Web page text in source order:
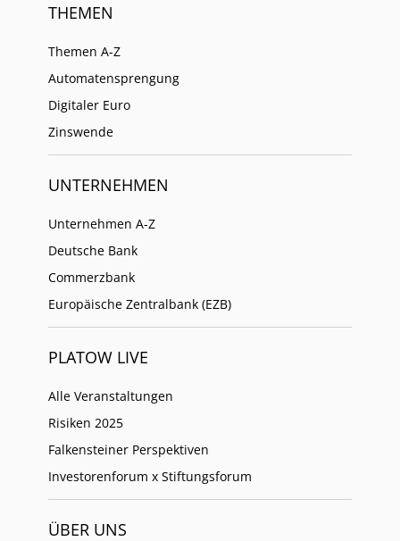
THEMEN
Themen A-Z
Automatensprengung
Digitaler Euro
Zinswende
UNTERNEHMEN
Unternehmen A-Z
Deutsche Bank
Commerzbank
Europäische Zentralbank (EZB)
PLATOW LIVE
Alle Veranstaltungen
Risiken 2025
Falkensteiner Perspektiven
Investorenforum x Stiftungsforum
ÜBER UNS